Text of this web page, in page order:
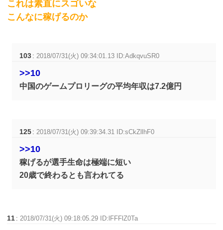
これは素直にスゴいな
こんなに稼げるのか
103 : 2018/07/31(火) 09:34:01.13 ID:AdkqvuSR0
>>10
中国のゲームプロリーグの平均年収は7.2億円
125 : 2018/07/31(火) 09:39:34.31 ID:sCkZllhF0
>>10
稼げるが選手生命は極端に短い
20歳で終わるとも言われてる
11 : 2018/07/31(火) 09:18:05.29 ID:lFFFlZ0Ta